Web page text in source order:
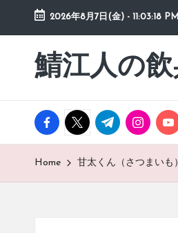
Skip
content
2026年8月7日(金) - 11:03:19 PM
鯖江人の
日々
の
然
草
facebook.com
twitter.com
t.me
Home 甘太くん（さつまいも